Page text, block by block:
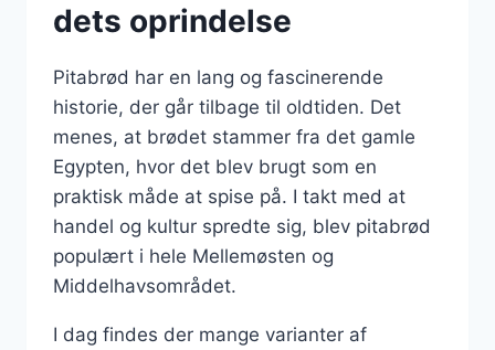
dets oprindelse
Pitabrød har en lang og fascinerende
historie, der går tilbage til oldtiden. Det
menes, at brødet stammer fra det gamle
Egypten, hvor det blev brugt som en
praktisk måde at spise på. I takt med at
handel og kultur spredte sig, blev pitabrød
populært i hele Mellemøsten og
Middelhavsområdet.
I dag findes der mange varianter af